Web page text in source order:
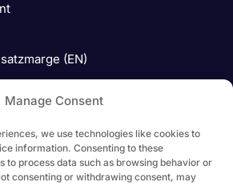
Manage Consent
we use technologies like cookies to
information. Consenting to these
to process data such as browsing behavior or
consenting or withdrawing consent, may
(EN)